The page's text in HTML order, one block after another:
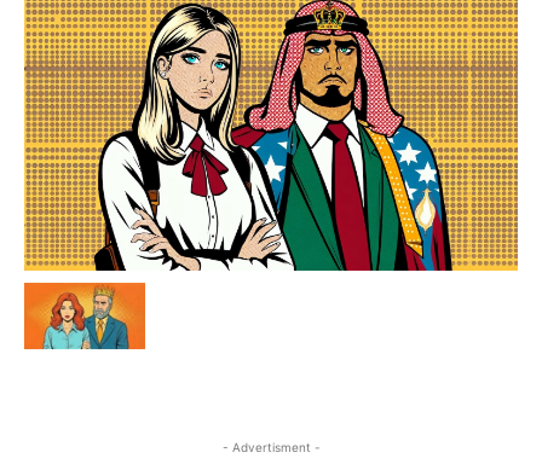
- Advertisment -